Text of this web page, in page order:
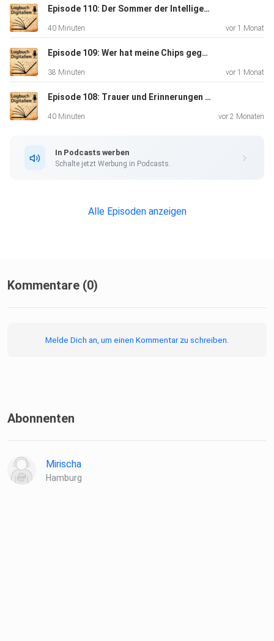
Episode 110: Der Sommer der Intelligenz
40 Minuten vor 1 Monat
Episode 109: Wer hat meine Chips gegessen?
38 Minuten vor 1 Monat
Episode 108: Trauer und Erinnerungen im Netz
40 Minuten vor 2 Monaten
In Podcasts werben
Schalte jetzt Werbung in Podcasts.
Alle Episoden anzeigen
Kommentare (0)
Melde Dich an, um einen Kommentar zu schreiben.
Abonnenten
Mirischa
Hamburg